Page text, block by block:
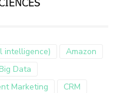
intelligence)
Amazon
Big Data
Marketing
CRM